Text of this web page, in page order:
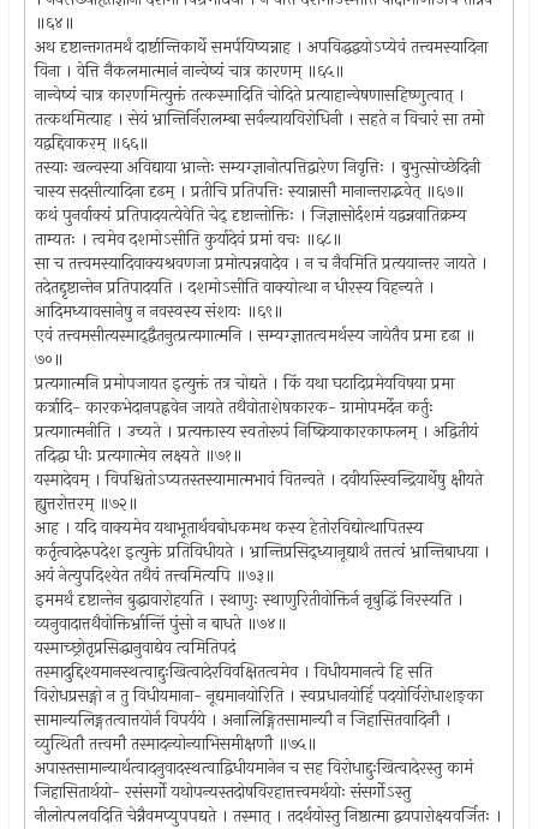
॥६४॥
अथ दृष्टान्तगतमर्थं दार्ष्टान्तिकार्थे समर्पयिष्यन्नाह । अपविद्धद्वयोऽप्येवं तत्त्वमस्यादिना
विना । वेत्ति नैकलमात्मानं नान्वेष्यं चात्र कारणम् ॥६५॥
नान्वेष्यं चात्र कारणमित्युक्तं तत्कस्मादिति चोदिते प्रत्याहान्वेषणासहिष्णुत्वात् ।
तत्कथमित्याह । सेयं भ्रान्तिर्निरालम्बा सर्वन्यायविरोधिनी । सहते न विचारं सा तमो
यद्वद्दिवाकरम् ॥६६॥
तस्याः खल्वस्या अविद्याया भ्रान्तेः सम्यग्ज्ञानोत्पत्तिद्वारेण निवृत्तिः । बुभुत्सोच्छेदिनी
चास्य सदसीत्यादिना दृढम् । प्रतीचि प्रतिपत्तिः स्यान्नासौ मानान्तराद्भवेत् ॥६७॥
कथं पुनर्वाक्यं प्रतिपादयत्येवेति चेद् दृष्टान्तोक्तिः । जिज्ञासोर्दशमं यद्वन्नवातिक्रम्य
ताम्यतः । त्वमेव दशमोऽसीति कुर्यादेवं प्रमां वचः ॥६८॥
सा च तत्त्वमस्यादिवाक्यश्रवणजा प्रमोत्पन्नवादेव । न च नैवमिति प्रत्ययान्तर जायते ।
तदेतद्दृष्टान्तेन प्रतिपादयति । दशमोऽसीति वाक्योत्था न धीरस्य विहन्यते ।
आदिमध्यावसानेषु न नवस्वस्य संशयः ॥६९॥
एवं तत्त्वमसीत्यस्माद्द्वैतनुत्प्रत्यगात्मनि । सम्यग्ज्ञातत्वमर्थस्य जायेतैव प्रमा दृढा ॥
७०॥
प्रत्यगात्मनि प्रमोपजायत इत्युक्तं तत्र चोद्यते । किं यथा घटादिप्रमेयविषया प्रमा
कर्त्रादि- कारकभेदानपह्नवेन जायते तथैवोताशेषकारक- ग्रामोपमर्देन कर्तुः
प्रत्यगात्मनीति । उच्यते । प्रत्यक्तास्य स्वतोरूपं निष्क्रियाकारकाफलम् । अद्वितीयं
तदिद्धा धीः प्रत्यगात्मेव लक्ष्यते ॥७१॥
यस्मादेवम् । विपश्चितोऽप्यतस्तस्यामात्मभावं वितन्वते । दवीयस्स्विन्द्रियार्थेषु क्षीयते
ह्युत्तरोत्तरम् ॥७२॥
आह । यदि वाक्यमेव यथाभूतार्थवबोधकमथ कस्य हेतोरविद्योत्थापितस्य
कर्तृत्वादेरुपदेश इत्युक्ते प्रतिविधीयते । भ्रान्तिप्रसिद्ध्यानूद्यार्थं तत्तत्वं भ्रान्तिबाधया ।
अयं नेत्युपदिश्येत तथैवं तत्त्वमित्यपि ॥७३॥
इममर्थं दृष्टान्तेन बुद्धावारोहयति । स्थाणुः स्थाणुरितीवोक्तिर्न नृबुद्धिं निरस्यति ।
व्यनुवादात्तथैवोक्तिर्भ्रान्तिं पुंसो न बाधते ॥७४॥
यस्माच्छ्रोतृप्रसिद्धानुवाद्येव त्वमितिपदं
तस्मादुद्दिश्यमानस्थत्वाद्दुःखित्वादेरविवक्षितत्वमेव । विधीयमानत्वे हि सति
विरोधप्रसङ्गो न तु विधीयमाना- नूद्यमानयोरिति । स्वप्रधानयोर्हि पदयोर्विरोधाशङ्का
सामान्यलिङ्गतत्वात्तयोर्न विपर्यये । अनालिङ्गितसामान्यौ न जिहासितवादिनौ ।
व्युत्थितौ तत्त्वमौ तस्मादन्योन्याभिसमीक्षणौ ॥७५॥
अपास्तसामान्यार्थत्वादनुवादस्थत्वाद्विधीयमानेन च सह विरोधाद्दुःखित्वादेरस्तु कामं
जिहासितार्थयो- रसंसर्गो यथोपन्यस्तदोषविरहात्तत्त्वमर्थयोः संसर्गोऽस्तु
नीलोत्पलवदिति चेन्नैवमप्युपपद्यते । तस्मात् । तदर्थयोस्तु निष्ठात्मा द्वयपारोक्ष्यवर्जितः ।